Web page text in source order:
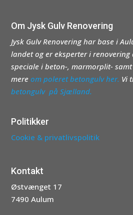
Om Jysk Gulv Renovering
Jysk Gulv Renovering har base i
landet og er eksperter i
speciale i beton-, marmorplit-
mereom poleret betongulv her. Vi
betongulv på Sjælland.
Politikker
Cookie & privatlivspolitik
Kontakt
Østvænget 17
7490 Aulum